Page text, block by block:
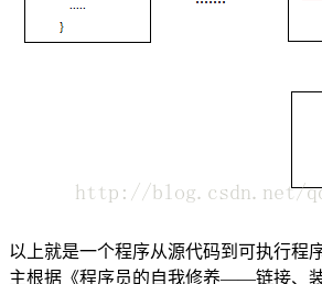
以上就是一个程序从源代码到可执行程
主根据《程序员的自我修养——链接、装